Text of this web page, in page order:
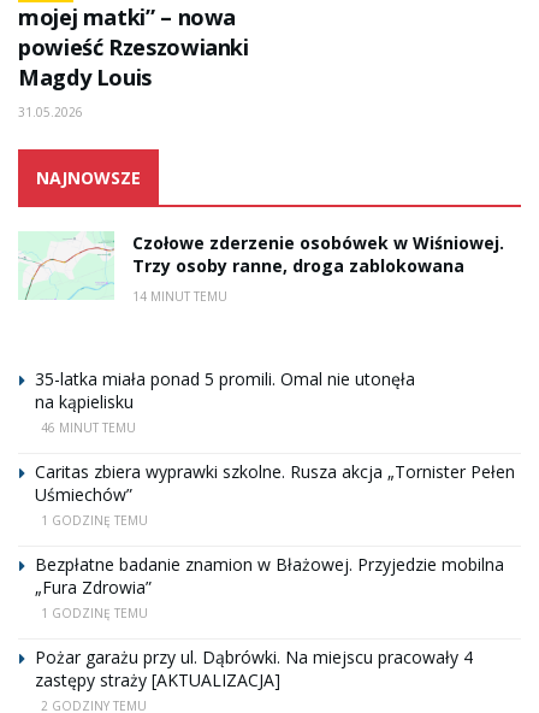
mojej matki” – nowa
powieść Rzeszowianki
Magdy Louis
31.05.2026
NAJNOWSZE
Czołowe zderzenie osobówek w Wiśniowej.
Trzy osoby ranne, droga zablokowana
14 MINUT TEMU
35-latka miała ponad 5 promili. Omal nie utonęła
na kąpielisku
46 MINUT TEMU
Caritas zbiera wyprawki szkolne. Rusza akcja „Tornister Pełen
Uśmiechów”
1 GODZINĘ TEMU
Bezpłatne badanie znamion w Błażowej. Przyjedzie mobilna
„Fura Zdrowia”
1 GODZINĘ TEMU
Pożar garażu przy ul. Dąbrówki. Na miejscu pracowały 4
zastępy straży [AKTUALIZACJA]
2 GODZINY TEMU